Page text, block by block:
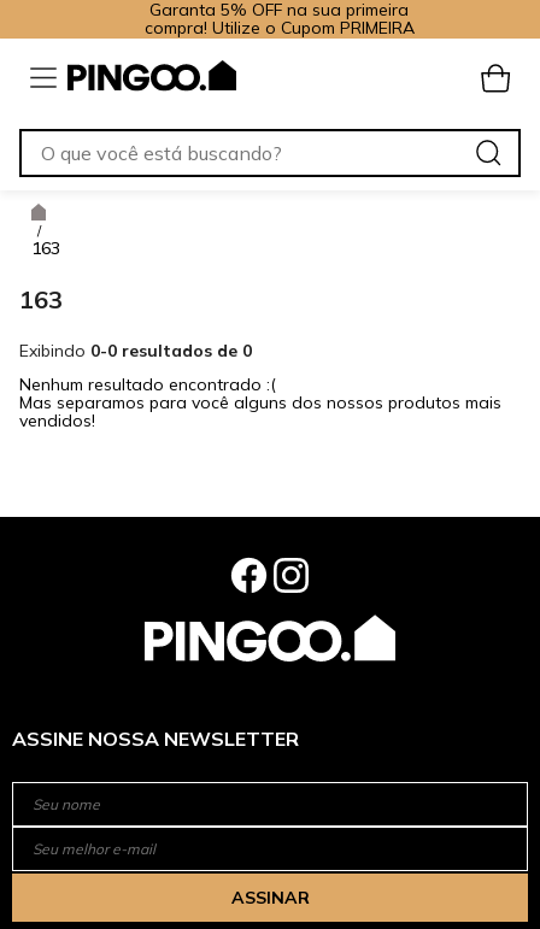
Garanta 5% OFF na sua primeira
compra! Utilize o Cupom PRIMEIRA
/
163
163
Exibindo 0-0 resultados de 0
Nenhum resultado encontrado :(
Mas separamos para você alguns dos nossos produtos mais
vendidos!
ASSINE NOSSA NEWSLETTER
ASSINAR